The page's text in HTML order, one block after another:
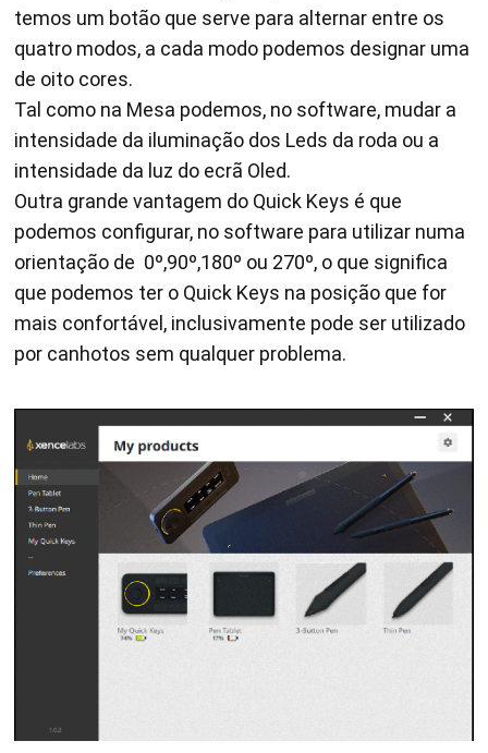
temos um botão que serve para alternar entre os
quatro modos, a cada modo podemos designar uma
de oito cores.
Tal como na Mesa podemos, no software, mudar a
intensidade da iluminação dos Leds da roda ou a
intensidade da luz do ecrã Oled.
Outra grande vantagem do Quick Keys é que
podemos configurar, no software para utilizar numa
orientação de 0º,90º,180º ou 270º, o que significa
que podemos ter o Quick Keys na posição que for
mais confortável, inclusivamente pode ser utilizado
por canhotos sem qualquer problema.